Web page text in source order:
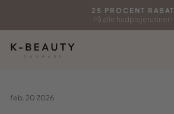
indhold
Sæt
25 PROCENT RABAT
På alle hudplejerutiner !
feb. 20 2026